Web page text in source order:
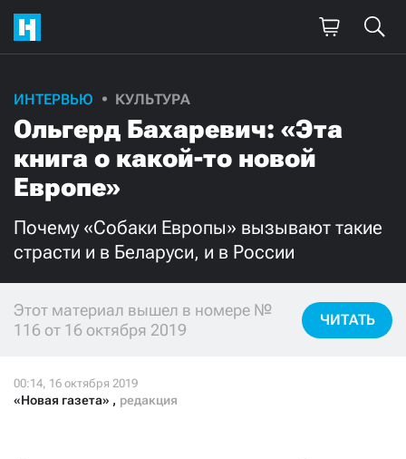
ИНТЕРВЬЮ КУЛЬТУРА
Ольгерд Бахаревич: «Эта
книга о какой-то новой
Европе»
Почему «Собаки Европы» вызывают такие
страсти и в Беларуси, и в России
Этот материал вышел в номере №
116 от 16 октября 2019
ЧИТАТЬ
«Новая газета» , редакция
Поддержите
нашу работу!
Ежемесячно Разово
3000 1000
Нажимая кнопку «Стать соучастником»,
я принимаю условия